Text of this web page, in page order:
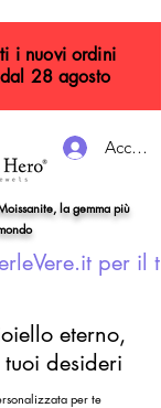
Accedi
la gemma più
per il
i nuovi ordini
28 agosto
eterno,
desideri
per te